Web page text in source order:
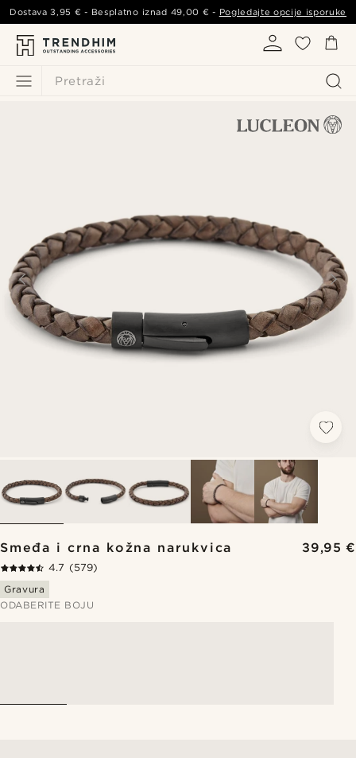
Pretraži
Dostava3,95 € - Besplatno iznad 49,00 € - Pogledajte opcije isporuke
Smeđa i crna kožna narukvica 39,95 €
4.7 (579)
Gravura
ODABERITE BOJU